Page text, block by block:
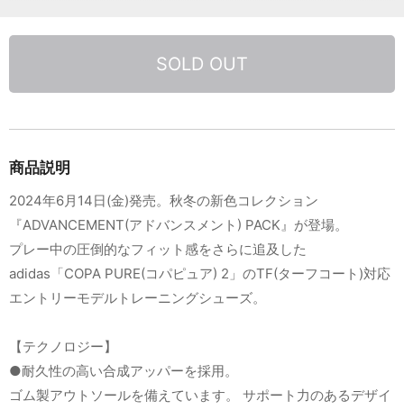
SOLD OUT
商品説明
2024年6月14日(金)発売。秋冬の新色コレクション
『ADVANCEMENT(アドバンスメント) PACK』が登場。
プレー中の圧倒的なフィット感をさらに追及した
adidas「COPA PURE(コパピュア) 2」のTF(ターフコート)対応
エントリーモデルトレーニングシューズ。
【テクノロジー】
●耐久性の高い合成アッパーを採用。
ゴム製アウトソールを備えています。 サポート力のあるデザイ